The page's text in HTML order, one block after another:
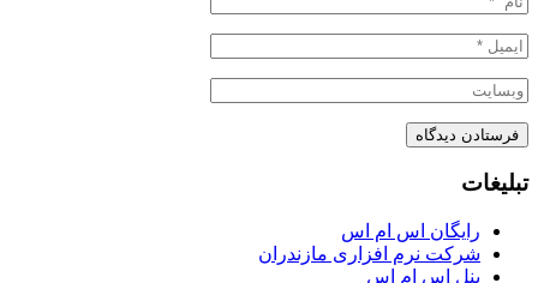
تبلیغات
رایگان اس ام اس
شرکت نرم افزاری مازندران
پنل اس ام اس